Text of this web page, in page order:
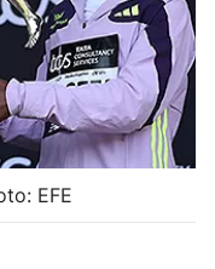
EFE